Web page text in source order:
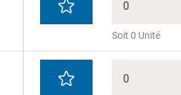
0
Soit 0 Unité
0